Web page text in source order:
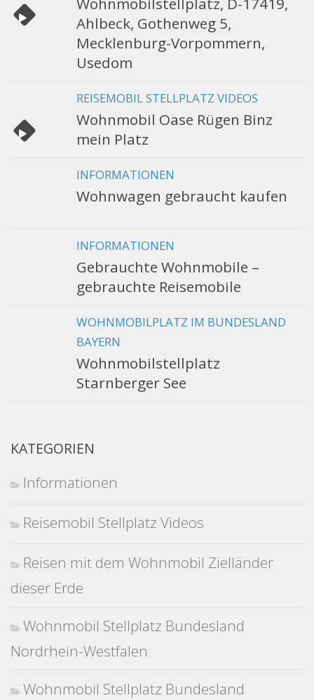
Ahlbeck, Gothenweg 5,
Mecklenburg-Vorpommern,
Usedom
REISEMOBIL STELLPLATZ VIDEOS
Wohnmobil Oase Rügen Binz
mein Platz
INFORMATIONEN
Wohnwagen gebraucht kaufen
INFORMATIONEN
Gebrauchte Wohnmobile –
gebrauchte Reisemobile
WOHNMOBILPLATZ IM BUNDESLAND
BAYERN
Wohnmobilstellplatz
Starnberger See
KATEGORIEN
Informationen
Reisemobil Stellplatz Videos
Reisen mit dem Wohnmobil Zielländer
dieser Erde
Wohnmobil Stellplatz Bundesland
Nordrhein-Westfalen
Wohnmobil Stellplatz Bundesland